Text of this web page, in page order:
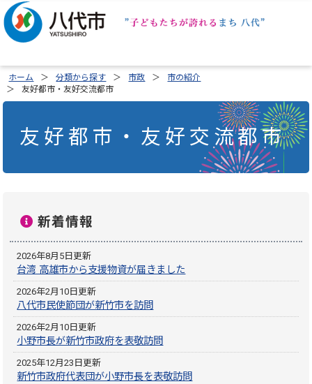
ホーム 分類から探す 市政
市の紹介
友好都市・友好交流都市
友好都市・友好交流都市
新着情報
2026年8月5日更新
台湾 高雄市から支援物資が届きました
2026年2月10日更新
八代市民使節団が新竹市を訪問
2026年2月10日更新
小野市長が新竹市政府を表敬訪問
2025年12月23日更新
新竹市政府代表団が小野市長を表敬訪問